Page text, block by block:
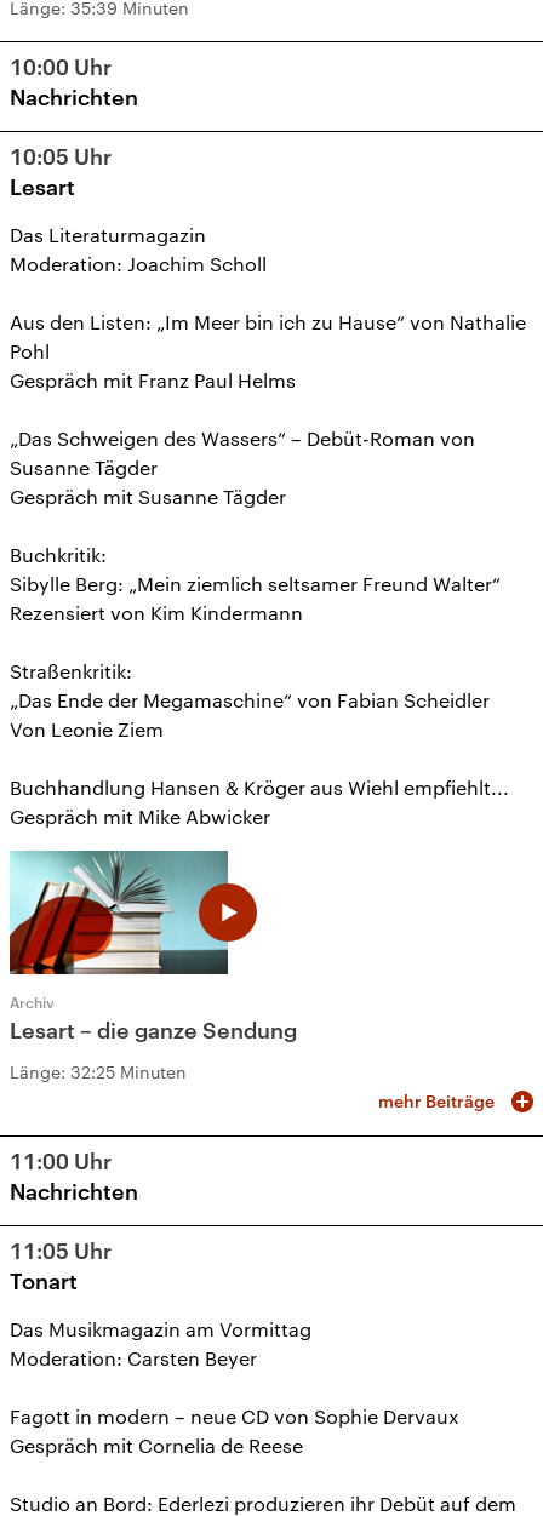
Länge: 35:39 Minuten
10:00 Uhr
Nachrichten
10:05 Uhr
Lesart
Das Literaturmagazin
Moderation: Joachim Scholl
Aus den Listen: „Im Meer bin ich zu Hause“ von Nathalie
Pohl
Gespräch mit Franz Paul Helms
„Das Schweigen des Wassers“ – Debüt-Roman von
Susanne Tägder
Gespräch mit Susanne Tägder
Buchkritik:
Sibylle Berg: „Mein ziemlich seltsamer Freund Walter“
Rezensiert von Kim Kindermann
Straßenkritik:
„Das Ende der Megamaschine“ von Fabian Scheidler
Von Leonie Ziem
Buchhandlung Hansen & Kröger aus Wiehl empfiehlt...
Gespräch mit Mike Abwicker
Archiv
Lesart – die ganze Sendung
Länge: 32:25 Minuten
mehr Beiträge
11:00 Uhr
Nachrichten
11:05 Uhr
Tonart
Das Musikmagazin am Vormittag
Moderation: Carsten Beyer
Fagott in modern – neue CD von Sophie Dervaux
Gespräch mit Cornelia de Reese
Studio an Bord: Ederlezi produzieren ihr Debüt auf dem